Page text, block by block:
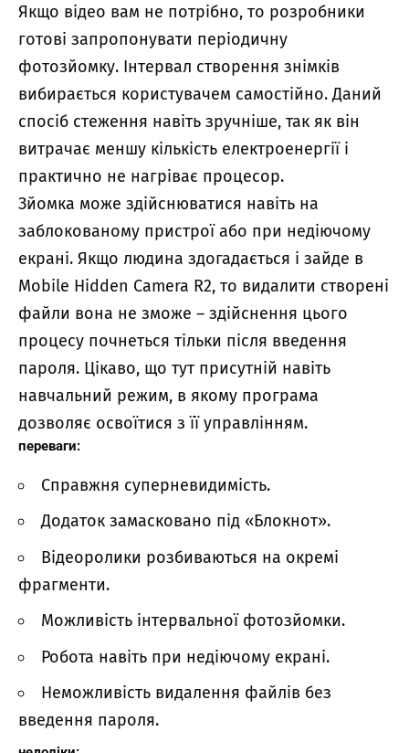
Якщо відео вам не потрібно, то розробники
готові запропонувати періодичну
фотозйомку. Інтервал створення знімків
вибирається користувачем самостійно. Даний
спосіб стеження навіть зручніше, так як він
витрачає меншу кількість електроенергії і
практично не нагріває процесор.
Зйомка може здійснюватися навіть на
заблокованому пристрої або при недіючому
екрані. Якщо людина здогадається і зайде в
Mobile Hidden Camera R2, то видалити створені
файли вона не зможе – здійснення цього
процесу почнеться тільки після введення
пароля. Цікаво, що тут присутній навіть
навчальний режим, в якому програма
дозволяє освоїтися з її управлінням.
переваги:
Справжня суперневидимість.
Додаток замасковано під «Блокнот».
Відеоролики розбиваються на окремі
фрагменти.
Можливість інтервальної фотозйомки.
Робота навіть при недіючому екрані.
Неможливість видалення файлів без
введення пароля.